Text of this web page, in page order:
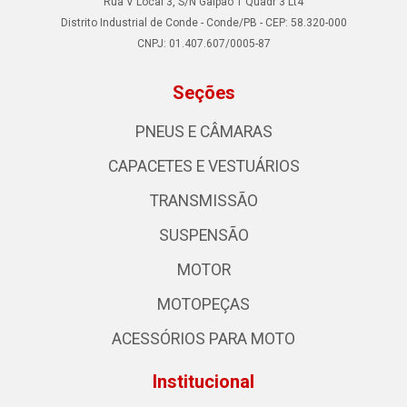
Distrito Industrial de Conde - Conde/PB - CEP: 58.320-000
CNPJ: 01.407.607/0005-87
Seções
PNEUS E CÂMARAS
CAPACETES E VESTUÁRIOS
TRANSMISSÃO
SUSPENSÃO
MOTOR
MOTOPEÇAS
ACESSÓRIOS PARA MOTO
Institucional